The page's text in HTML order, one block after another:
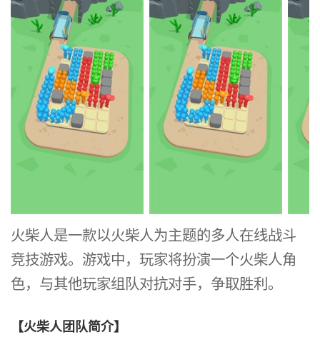
火柴人是一款以火柴人为主题的多人在线战斗
竞技游戏。游戏中，玩家将扮演一个火柴人角
色，与其他玩家组队对抗对手，争取胜利。
【火柴人团队简介】